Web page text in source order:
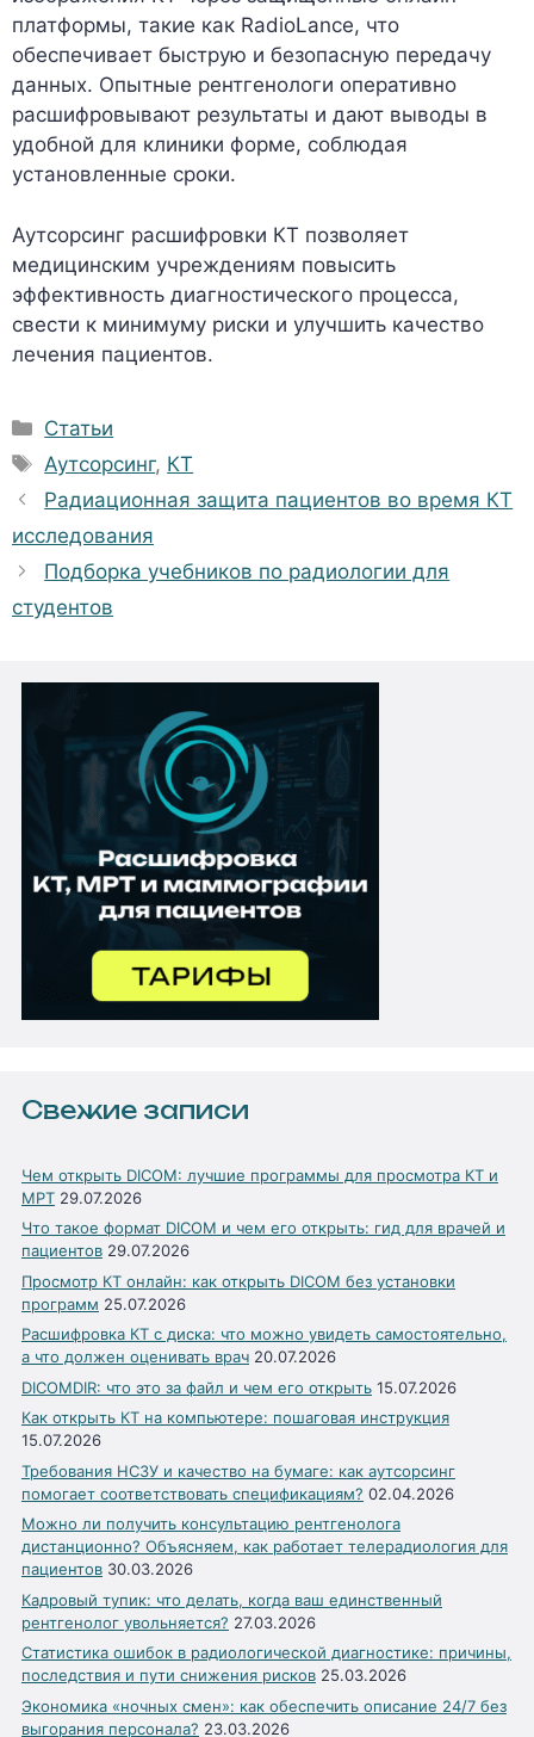
платформы, такие как RadioLance, что
обеспечивает быструю и безопасную передачу
данных. Опытные рентгенологи оперативно
расшифровывают результаты и дают выводы в
удобной для клиники форме, соблюдая
установленные сроки.
Аутсорсинг расшифровки КТ позволяет
медицинским учреждениям повысить
эффективность диагностического процесса,
свести к минимуму риски и улучшить качество
лечения пациентов.
Рубрики
Статьи
Метки
Аутсорсинг, КТ
Радиационная защита пациентов во время КТ
исследования
Подборка учебников по радиологии для
студентов
Свежие записи
Чем открыть DICOM: лучшие программы для просмотра КТ и
МРТ 29.07.2026
Что такое формат DICOM и чем его открыть: гид для врачей и
пациентов 29.07.2026
Просмотр КТ онлайн: как открыть DICOM без установки
программ 25.07.2026
Расшифровка КТ с диска: что можно увидеть самостоятельно,
а что должен оценивать врач 20.07.2026
DICOMDIR: что это за файл и чем его открыть 15.07.2026
Как открыть КТ на компьютере: пошаговая инструкция
15.07.2026
Требования НСЗУ и качество на бумаге: как аутсорсинг
помогает соответствовать спецификациям? 02.04.2026
Можно ли получить консультацию рентгенолога
дистанционно? Объясняем, как работает телерадиология для
пациентов 30.03.2026
Кадровый тупик: что делать, когда ваш единственный
рентгенолог увольняется? 27.03.2026
Статистика ошибок в радиологической диагностике: причины,
последствия и пути снижения рисков 25.03.2026
Экономика «ночных смен»: как обеспечить описание 24/7 без
выгорания персонала? 23.03.2026